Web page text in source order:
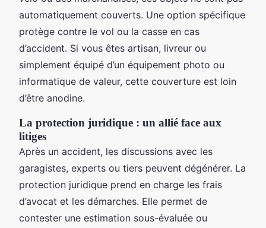
automatiquement couverts. Une option spécifique
protège contre le vol ou la casse en cas
d’accident. Si vous êtes artisan, livreur ou
simplement équipé d’un équipement photo ou
informatique de valeur, cette couverture est loin
d’être anodine.
La protection juridique : un allié face aux
litiges
Après un accident, les discussions avec les
garagistes, experts ou tiers peuvent dégénérer. La
protection juridique prend en charge les frais
d’avocat et les démarches. Elle permet de
contester une estimation sous-évaluée ou